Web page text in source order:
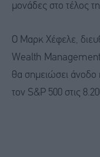
μονάδες στο τέλος
Ο Μαρκ Χέφελε,
Wealth Management,
θα σημειώσει άνοδο
τον S&P 500 στις